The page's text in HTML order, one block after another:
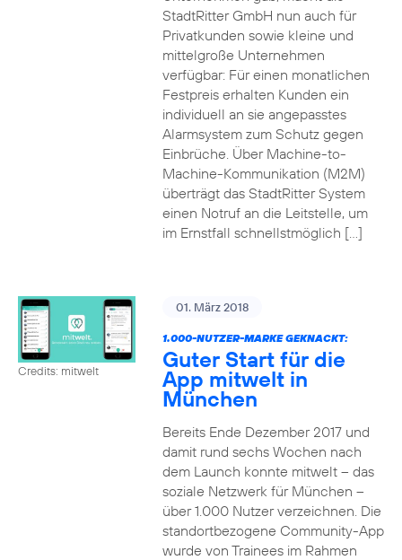
StadtRitter GmbH nun auch für
Privatkunden sowie kleine und
mittelgroße Unternehmen
verfügbar: Für einen monatlichen
Festpreis erhalten Kunden ein
individuell an sie angepasstes
Alarmsystem zum Schutz gegen
Einbrüche. Über Machine-to-
Machine-Kommunikation (M2M)
überträgt das StadtRitter System
einen Notruf an die Leitstelle, um
im Ernstfall schnellstmöglich […]
Credits: mitwelt
01. März 2018
1.000-NUTZER-MARKE GEKNACKT:
Guter Start für die
App mitwelt in
München
Bereits Ende Dezember 2017 und
damit rund sechs Wochen nach
dem Launch konnte mitwelt – das
soziale Netzwerk für München –
über 1.000 Nutzer verzeichnen. Die
standortbezogene Community-App
wurde von Trainees im Rahmen